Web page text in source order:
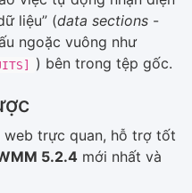
liệu” (data sections -
ngoặc vuông như
) bên trong tệp gốc.
web trực quan, hỗ trợ tốt
5.2.4 mới nhất và